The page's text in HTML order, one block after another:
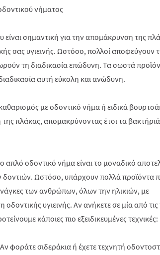
νήματος
σημαντική για την απομάκρυνση της
σας υγιεινής. Ωστόσο, πολλοί αποφεύγουν
τη διαδικασία επώδυνη. Τα σωστά
αυτή εύκολη και ανώδυνη.
με οδοντικό νήμα ή ειδικά
πλάκας, απομακρύνοντας έτσι τα
απλό οδοντικό νήμα είναι το μοναδικό
δοντιών. Ωστόσο, υπάρχουν πολλά προϊόντα
των ανθρώπων, όλων την ηλικιών, με
υγιεινής. Αν ανήκετε σε μία από
κάποιες πιο εξειδικευμένες τεχνικές:
φοράτε σιδεράκια ή έχετε τεχνητή